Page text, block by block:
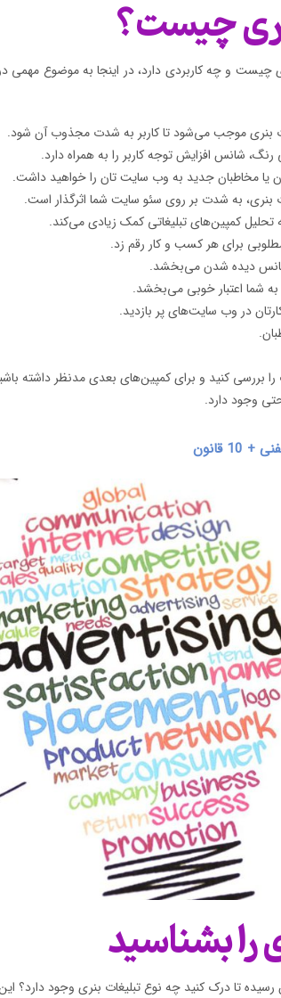
چیست؟
و چه کاربردی دارد، در اینجا به موضوع
بنری موجب می‌شود تا کاربر به شدت مجذوب آن شود.
شانس افزایش توجه کاربر را به همراه دارد.
یا مخاطبان جدید به وب سایت تان را خواهید داشت.
بنری، به شدت بر روی سئو سایت شما اثرگذار است.
تحلیل کمپین‌های تبلیغاتی کمک زیادی می‌کند.
برای هر کسب و کار رقم زد.
شانس دیده شدن می‌بخشد.
شما اعتبار خوبی می‌بخشد.
در وب سایت‌های پر بازدید.
بررسی کنید و برای کمپین‌های بعدی مدنظر داشته
وجود دارد.
را بشناسید
تا درک کنید چه نوع تبلیغات بنری وجود